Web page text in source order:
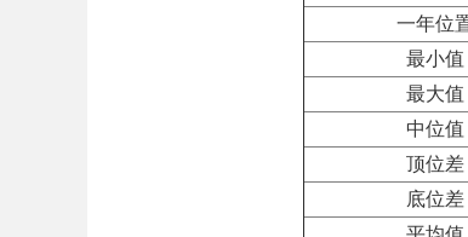
一年位
最小值
最大值
中位值
顶位差
底位差